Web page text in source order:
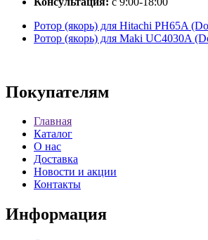
Ротор (якорь) для Hitachi PH65A
Ротор (якорь) для Maki UC4030A
Покупателям
Главная
Каталог
О нас
Доставка
Новости и акции
Контакты
Информация